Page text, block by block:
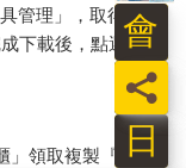
管理」，取得通行
下載後，點選任一
」領取複製『兌換
日
員
會